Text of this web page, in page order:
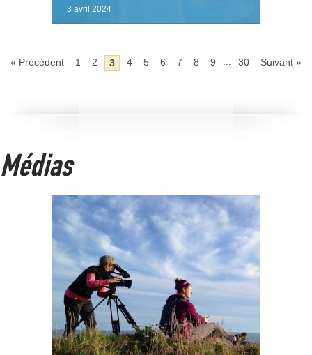
3 avril 2024
« Précédent 1 2 3 4 5 6 7 8 9 30 Suivant »
Médias